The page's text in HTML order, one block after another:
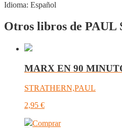
Idioma: Español
Otros libros de PAUL
MARX EN 90
STRATHERN,PAUL
2,95 €
Comprar